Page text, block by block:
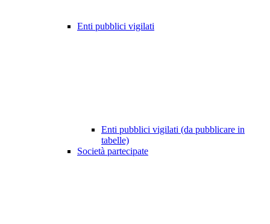
Enti pubblici vigilati
Enti pubblici vigilati (da pubblicare in
tabelle)
Società partecipate